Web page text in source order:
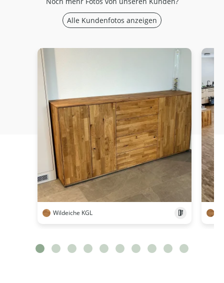
Alle Kundenfotos anzeigen
Wildeiche KGL